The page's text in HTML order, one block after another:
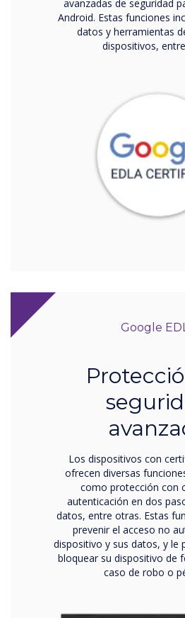
avanzadas de seguridad
Android. Estas funciones
datos y herramientas
dispositivos,
Google
Los dispositivos con
ofrecen diversas
como protección con
autenticación en dos
datos, entre otras. Estas
prevenir el acceso no
dispositivo y sus datos, y le
bloquear su dispositivo de
caso de robo o